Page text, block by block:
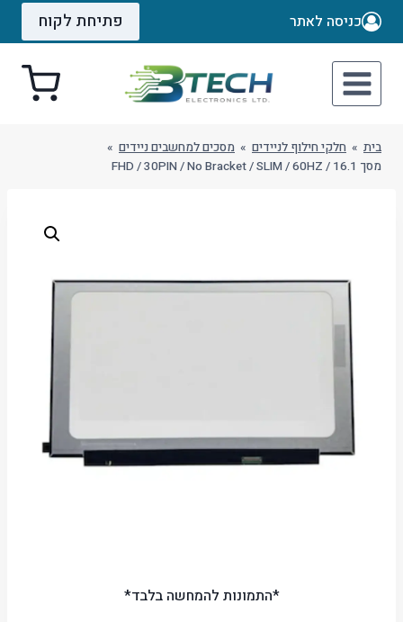
Skip
כניסה לאתר פתיחת לקוח
בית » חלקי חילוף לניידים » מסכים למחשבים ניידים »
מסך 16.1 / FHD / 30PIN / No Bracket / SLIM / 60HZ
*התמונות להמחשה בלבד*